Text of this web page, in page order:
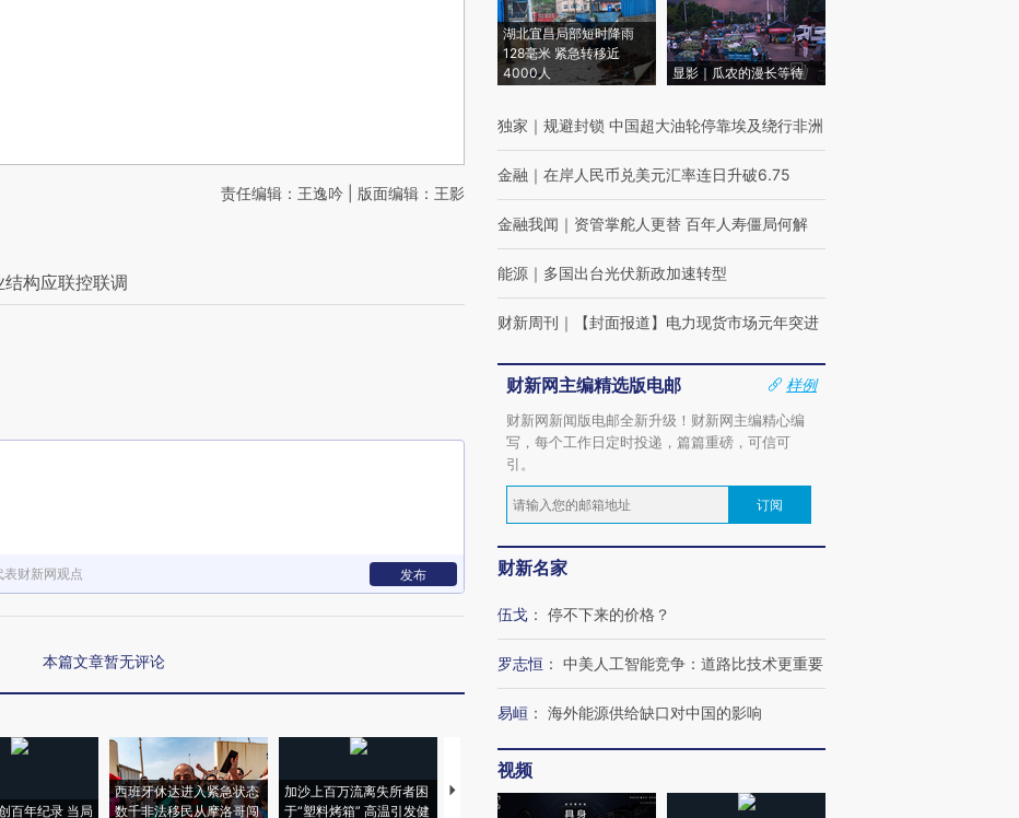
责任编辑：王逸吟 | 版面编辑：王影
构应联控联调
财新网观点 发布
本篇文章暂无评论
百年纪录 当局
西班牙休达进入紧急状态
数千非法移民从摩洛哥闯
加沙上百万流离失所者困
于“塑料烤箱” 高温引发健
视线｜HYROX的吸金
术：是什么让中产们甘
马航飞行员跨国走私7万
粒摇头丸 尿检体内含3种
视线｜被称为“蟑螂”的印
湖北宜昌局部短时降雨
128毫米 紧急转移近
4000人
显影｜瓜农的漫长等待
独家 ｜ 规避封锁 中国超大油轮停靠埃及绕行非洲
金融 ｜ 在岸人民币兑美元汇率连日升破6.75
金融我闻 ｜ 资管掌舵人更替 百年人寿僵局何解
能源 ｜ 多国出台光伏新政加速转型
财新周刊 ｜ 【封面报道】电力现货市场元年突进
财新网主编精选版电邮
样例
财新网新闻版电邮全新升级！财新网主编精心编
写，每个工作日定时投递，篇篇重磅，可信可
引。
订阅
财新名家
伍戈 ： 停不下来的价格？
罗志恒 ： 中美人工智能竞争：道路比技术更重要
易峘 ： 海外能源供给缺口对中国的影响
视频